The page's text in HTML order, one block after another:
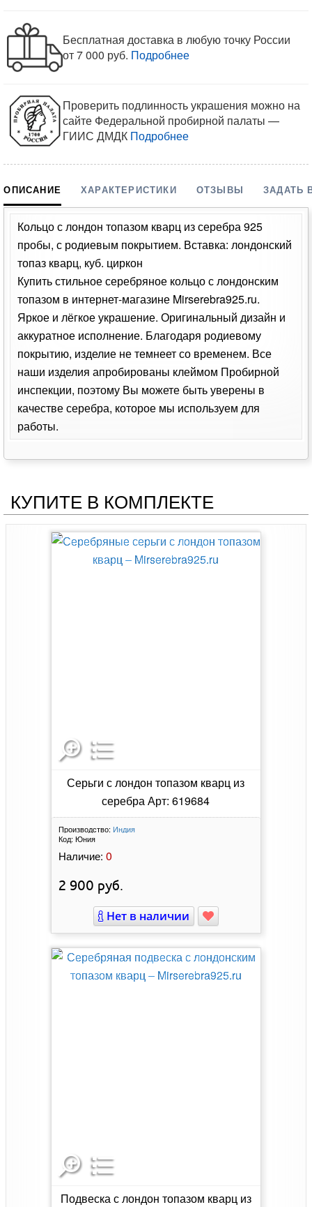
Бесплатная доставка в любую точку России
от 7 000 руб. Подробнее
Проверить подлинность украшения можно на
сайте Федеральной пробирной палаты —
ГИИС ДМДК Подробнее
ОПИСАНИЕ ХАРАКТЕРИСТИКИ ОТЗЫВЫ ЗАДАТЬ
Кольцо с лондон топазом кварц из серебра 925
пробы, с родиевым покрытием. Вставка: лондонский
топаз кварц, куб. циркон
Купить стильное серебряное кольцо с лондонским
топазом в интернет-магазине Mirserebra925.ru.
Яркое и лёгкое украшение. Оригинальный дизайн и
аккуратное исполнение. Благодаря родиевому
покрытию, изделие не темнеет со временем. Все
наши изделия апробированы клеймом Пробирной
инспекции, поэтому Вы можете быть уверены в
качестве серебра, которое мы используем для
работы.
КУПИТЕ В КОМПЛЕКТЕ
Серьги с лондон топазом кварц из
серебра Арт: 619684
Производство: Индия
Код: Юния
Наличие: 0
2 900 руб.
Нет в наличии
Подвеска с лондон топазом кварц из